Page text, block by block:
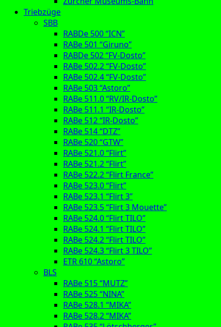
Triebzüge
SBB
RABDe 500 “ICN”
RABe 501 “Giruno”
RABDe 502 “FV-Dosto”
RABe 502.2 “FV-Dosto”
RABe 502.4 “FV-Dosto”
RABe 503 “Astoro”
RABe 511.0 “RV/IR-Dosto”
RABe 511.1 “IR-Dosto”
RABe 512 “IR-Dosto”
RABe 514 “DTZ”
RABe 520 “GTW”
RABe 521.0 “Flirt”
RABe 521.2 “Flirt”
RABe 522.2 “Flirt France”
RABe 523.0 “Flirt”
RABe 523.1 “Flirt 3”
RABe 523.5 “Flirt 3 Mouette”
RABe 524.0 “Flirt TILO”
RABe 524.1 “Flirt TILO”
RABe 524.2 “Flirt TILO”
RABe 524.3 “Flirt 3 TILO”
ETR 610 “Astoro”
BLS
RABe 515 “MUTZ”
RABe 525 “NINA”
RABe 528.1 “MIKA”
RABe 528.2 “MIKA”